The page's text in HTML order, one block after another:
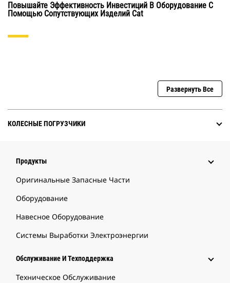
Повышайте Эффективность Инвестиций В Оборудование С
Помощью Сопутствующих Изделий Cat
Развернуть Все
КОЛЕСНЫЕ ПОГРУЗЧИКИ
Продукты
Оригинальные Запасные Части
Оборудование
Навесное Оборудование
Системы Выработки Электроэнергии
Обслуживание И Техподдержка
Техническое Обслуживание